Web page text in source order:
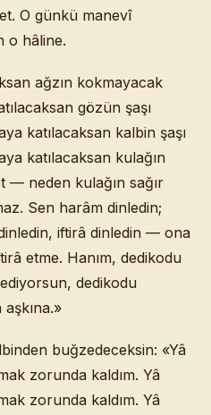
O günkü manevî
o hâline.
ağzın kokmayacak
gözün şaşı
katılacaksan kalbin şaşı
katılacaksan kulağın
— neden kulağın sağır
Sen harâm dinledin;
iftirâ dinledin — ona
etme. Hanım, dedikodu
dedikodu
buğzedeceksin: «Yâ
zorunda kaldım. Yâ
zorunda kaldım. Yâ